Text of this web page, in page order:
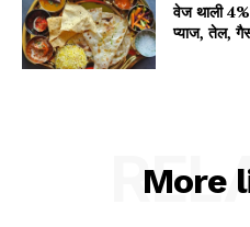
Subscription Plans
My account
वेज थाली
प्याज, तेल,
More